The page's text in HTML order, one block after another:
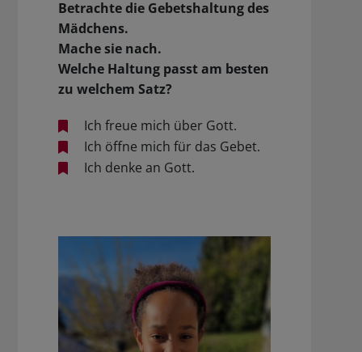
Betrachte die Gebetshaltung des
Mädchens.
Mache sie nach.
Welche Haltung passt am besten
zu welchem Satz?
Ich freue mich über Gott.
Ich öffne mich für das Gebet.
Ich denke an Gott.